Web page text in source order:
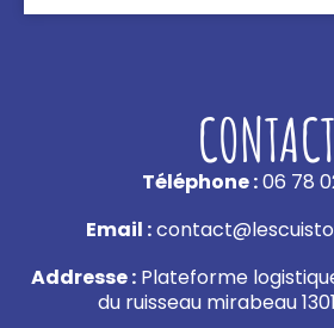
CONTACT
Téléphone :06 78
Email :
Addresse :Plateforme
du ruisseau mirabeau